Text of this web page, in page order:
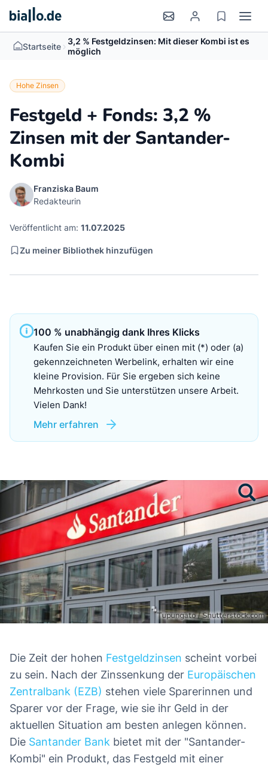
Startseite > 3,2 % Festgeldzinsen: Mit dieser Kombi ist es
möglich
Hohe Zinsen
Festgeld + Fonds: 3,2 %
Zinsen mit der Santander-
Kombi
Franziska Baum
Redakteurin
Veröffentlicht am: 11.07.2025
Zu meiner Bibliothek hinzufügen
100 % unabhängig dank Ihres Klicks
Kaufen Sie ein Produkt über einen mit (*) oder (a)
gekennzeichneten Werbelink, erhalten wir eine
kleine Provision. Für Sie ergeben sich keine
Mehrkosten und Sie unterstützen unsere Arbeit.
Vielen Dank!
Mehr erfahren
Die Zeit der hohen Festgeldzinsen scheint vorbei
zu sein. Nach der Zinssenkung der Europäischen
Zentralbank (EZB) stehen viele Sparerinnen und
Sparer vor der Frage, wie sie ihr Geld in der
aktuellen Situation am besten anlegen können.
Die Santander Bank bietet mit der "Santander-
Kombi" ein Produkt, das Festgeld mit einer